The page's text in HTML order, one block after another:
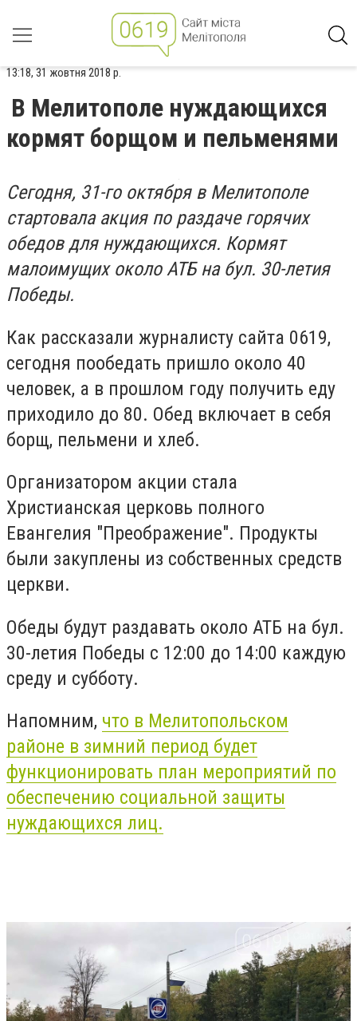
13:18, 31 жовтня 2018 р.
В Мелитополе нуждающихся
кормят борщом и пельменями
Сегодня, 31-го октября в Мелитополе
стартовала акция по раздаче горячих
обедов для нуждающихся. Кормят
малоимущих около АТБ на бул. 30-летия
Победы.
Как рассказали журналисту сайта 0619,
сегодня пообедать пришло около 40
человек, а в прошлом году получить еду
приходило до 80. Обед включает в себя
борщ, пельмени и хлеб.
Организатором акции стала
Христианская церковь полного
Евангелия "Преображение". Продукты
были закуплены из собственных средств
церкви.
Обеды будут раздавать около АТБ на бул.
30-летия Победы с 12:00 до 14:00 каждую
среду и субботу.
Напомним, что в Мелитопольском
районе в зимний период будет
функционировать план мероприятий по
обеспечению социальной защиты
нуждающихся лиц.